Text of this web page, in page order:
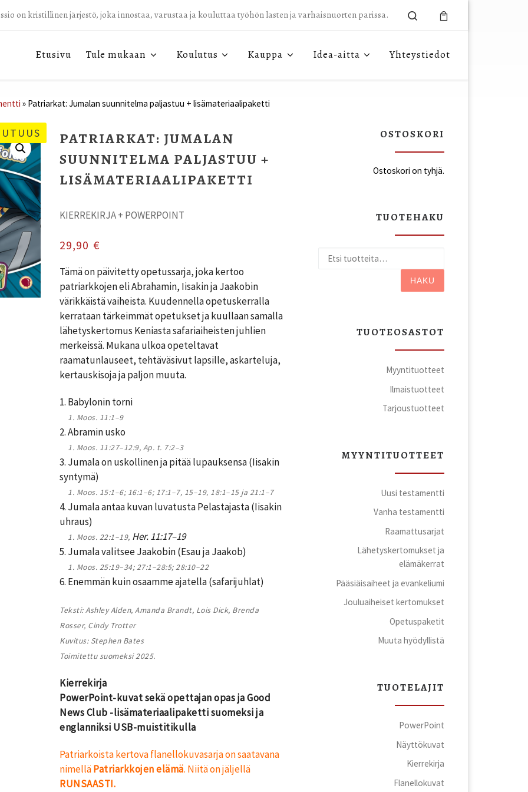
on kristillinen järjestö, joka innostaa, varustaa ja kouluttaa työhön lasten ja varhaisnuorten parissa. Search
Etusivu Tule mukaan Koulutus Kauppa Idea-aitta Yhteystiedot
» Patriarkat: Jumalan suunnitelma paljastuu + lisämateriaalipaketti
PATRIARKAT: JUMALAN
SUUNNITELMA PALJASTUU +
LISÄMATERIAALIPAKETTI
KIERREKIRJA + POWERPOINT
29,90€
Tämä on päivitetty opetussarja, joka kertoo
patriarkkojen eli Abrahamin, Iisakin ja Jaakobin
värikkäistä vaiheista. Kuudennella opetuskerralla
kerrataan tärkeimmät opetukset ja kuullaan samalla
lähetyskertomus Keniasta safariaiheisten juhlien
merkeissä. Mukana ulkoa opeteltavat
raamatunlauseet, tehtäväsivut lapsille, askarteluja,
kertauskisoja ja paljon muuta.
1. Babylonin torni
1. Moos. 11:1–9
2. Abramin usko
1. Moos. 11:27–12:9, Ap. t. 7:2–3
3. Jumala on uskollinen ja pitää lupauksensa (Iisakin
syntymä)
1. Moos. 15:1–6; 16:1–6; 17:1–7, 15–19‚ 18:1–15 ja 21:1–7
4. Jumala antaa kuvan luvatusta Pelastajasta (Iisakin
uhraus)
1. Moos. 22:1–19, Her. 11:17–19
5. Jumala valitsee Jaakobin (Esau ja Jaakob)
1. Moos. 25:19–34; 27:1–28:5; 28:10–22
6. Enemmän kuin osaamme ajatella (safarijuhlat)
Teksti: Ashley Alden, Amanda Brandt, Lois Dick, Brenda
Rosser, Cindy Trotter
Kuvitus: Stephen Bates
Toimitettu suomeksi 2025.
Kierrekirja
PowerPoint-kuvat sekä opettajan opas ja Good
News Club -lisämateriaalipaketti suomeksi ja
englanniksi USB-muistitikulla
Patriarkoista kertova flanellokuvasarja on saatavana
nimelläPatriarkkojen elämä. Niitä on jäljellä
RUNSAASTI.
OSTOSKORI
Ostoskori on tyhjä.
TUOTEHAKU
HAKU
TUOTEOSASTOT
Myyntituotteet
Ilmaistuotteet
Tarjoustuotteet
MYYNTITUOTTEET
Uusi testamentti
Vanha testamentti
Raamattusarjat
Lähetyskertomukset ja
elämäkerrat
Pääsiäisaiheet ja evankeliumi
Jouluaiheiset kertomukset
Opetuspaketit
Muuta hyödyllistä
TUOTELAJIT
PowerPoint
Näyttökuvat
Kierrekirja
Flanellokuvat